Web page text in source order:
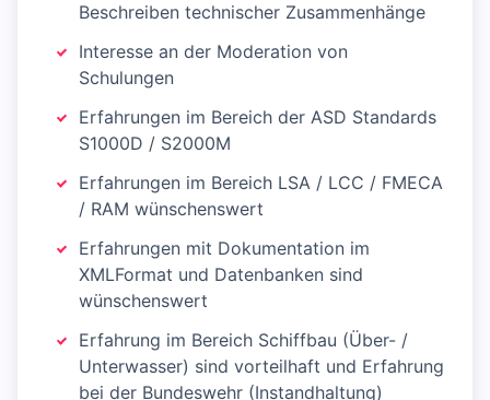
Beschreiben technischer Zusammenhänge
Interesse an der Moderation von
Schulungen
Erfahrungen im Bereich der ASD Standards
S1000D / S2000M
Erfahrungen im Bereich LSA / LCC / FMECA
/ RAM wünschenswert
Erfahrungen mit Dokumentation im
XMLFormat und Datenbanken sind
wünschenswert
Erfahrung im Bereich Schiffbau (Über- /
Unterwasser) sind vorteilhaft und Erfahrung
bei der Bundeswehr (Instandhaltung)